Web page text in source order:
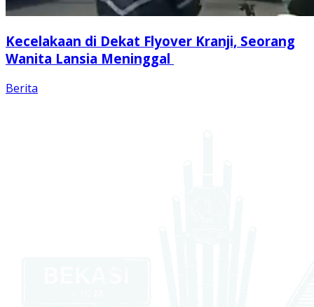
Kecelakaan di Dekat Flyover Kranji, Seorang
Wanita Lansia Meninggal
Berita